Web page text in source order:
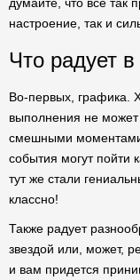
настроение, так и
Что радует
Во-первых, графика.
выполнения не может
смешными
события могут пойти
тут же стали
классно!
Также радует
звездой или, может,
и вам придется